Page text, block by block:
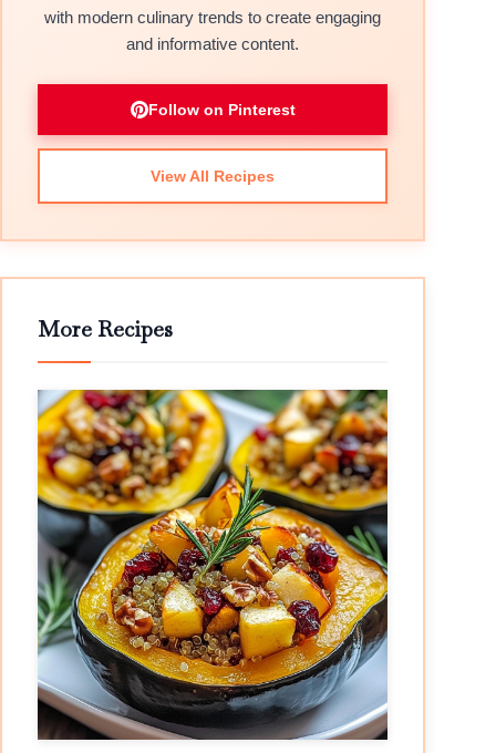
with modern culinary trends to create engaging
and informative content.
Follow on Pinterest
View All Recipes
More Recipes